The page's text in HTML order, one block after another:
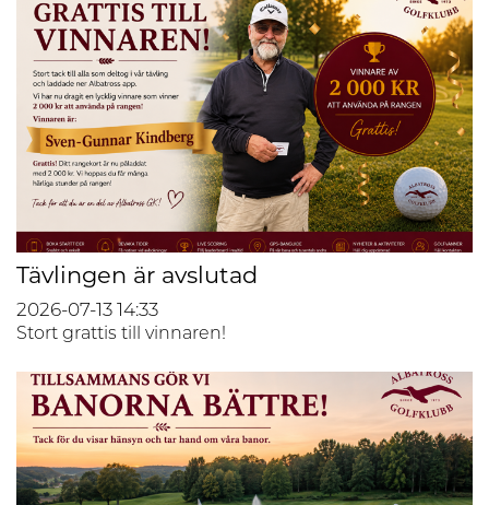
Tävlingen är avslutad
2026-07-13 14:33
Stort grattis till vinnaren!